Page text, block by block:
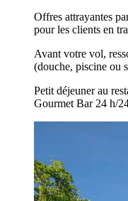
Offres attrayantes
pour les clients en
Avant votre vol,
(douche, piscine ou
Petit déjeuner au
Gourmet Bar 24 h/